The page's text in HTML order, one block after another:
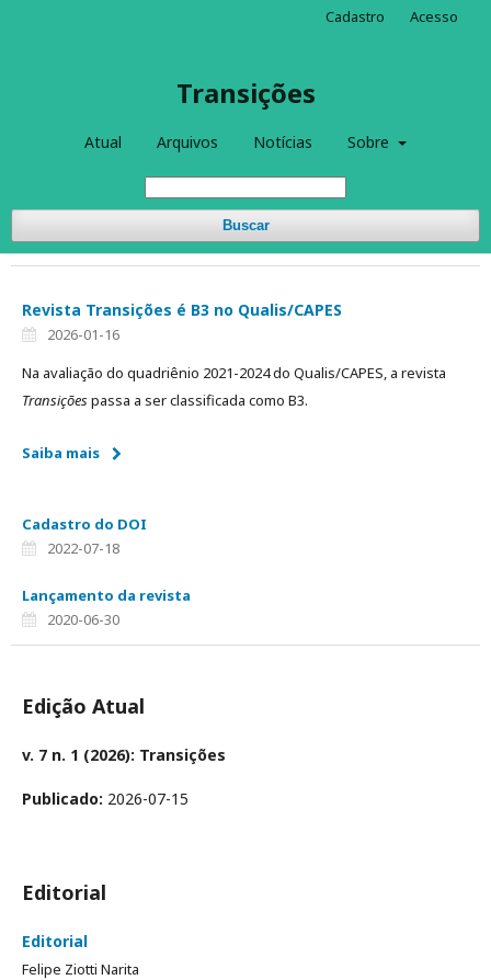
Transições
Atual Arquivos Notícias Sobre
Buscar
Cadastro Acesso
Revista Transições é B3 no Qualis/CAPES
2026-01-16
Na avaliação do quadriênio 2021-2024 do Qualis/CAPES, a revista
Transiçõespassa a ser classificada como B3.
Saiba mais
Cadastro do DOI
2022-07-18
Lançamento da revista
2020-06-30
Edição Atual
v. 7 n. 1 (2026): Transições
Publicado: 2026-07-15
Editorial
Editorial
Felipe Ziotti Narita